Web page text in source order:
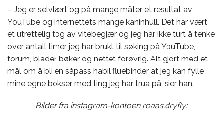
– Jeg er selvlært og på mange måter et resultat av
YouTube og internettets mange kaninhull. Det har vært
et utrettelig tog av vitebegjær og jeg har ikke turt å tenke
over antall timer jeg har brukt til søking på YouTube,
forum, blader, bøker og nettet forøvrig. Alt gjort med et
mål om å bli en såpass habil fluebinder at jeg kan fylle
mine egne bokser med ting jeg har trua på, sier han.
Bilder fra instagram-kontoen roaas.dryfly: